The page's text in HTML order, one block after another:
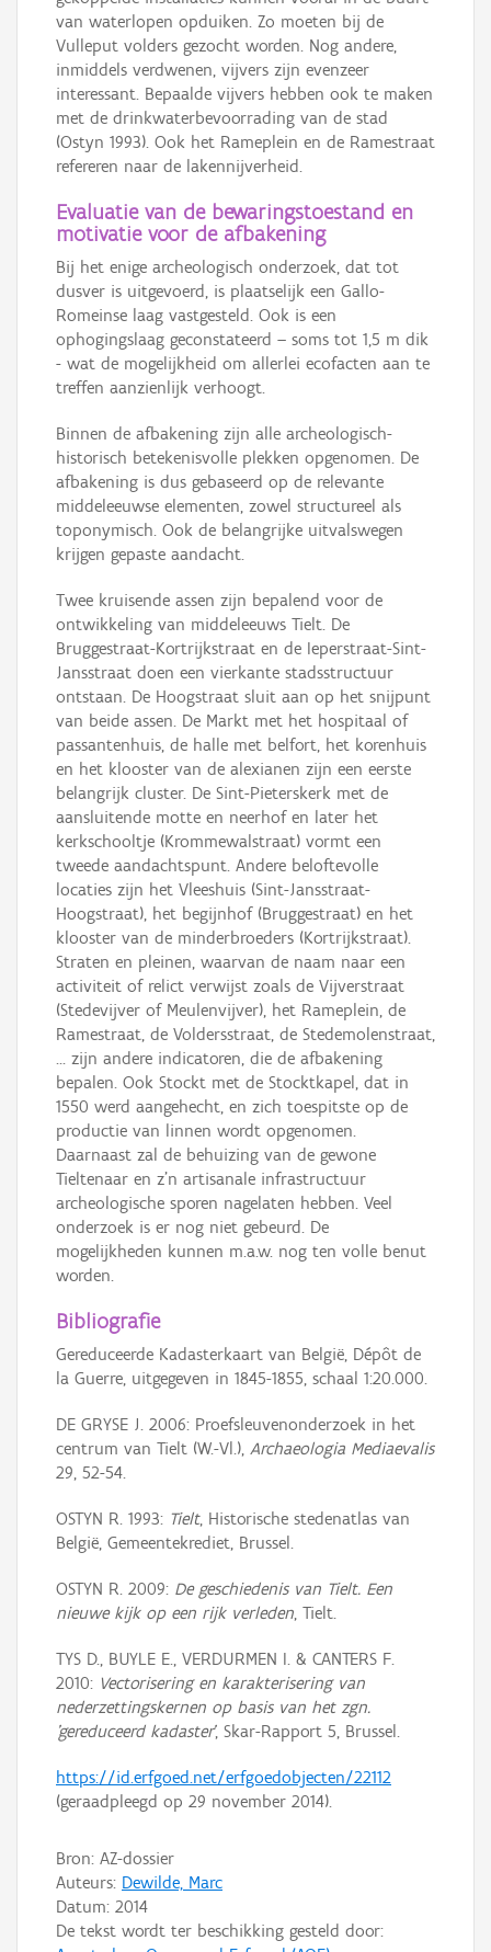
van waterlopen opduiken. Zo moeten bij de
Vulleput volders gezocht worden. Nog andere,
inmiddels verdwenen, vijvers zijn evenzeer
interessant. Bepaalde vijvers hebben ook te maken
met de drinkwaterbevoorrading van de stad
(Ostyn 1993). Ook het Rameplein en de Ramestraat
refereren naar de lakennijverheid.
Evaluatie van de bewaringstoestand en
motivatie voor de afbakening
Bij het enige archeologisch onderzoek, dat tot
dusver is uitgevoerd, is plaatselijk een Gallo-
Romeinse laag vastgesteld. Ook is een
ophogingslaag geconstateerd – soms tot 1,5 m dik
- wat de mogelijkheid om allerlei ecofacten aan te
treffen aanzienlijk verhoogt.
Binnen de afbakening zijn alle archeologisch-
historisch betekenisvolle plekken opgenomen. De
afbakening is dus gebaseerd op de relevante
middeleeuwse elementen, zowel structureel als
toponymisch. Ook de belangrijke uitvalswegen
krijgen gepaste aandacht.
Twee kruisende assen zijn bepalend voor de
ontwikkeling van middeleeuws Tielt. De
Bruggestraat-Kortrijkstraat en de Ieperstraat-Sint-
Jansstraat doen een vierkante stadsstructuur
ontstaan. De Hoogstraat sluit aan op het snijpunt
van beide assen. De Markt met het hospitaal of
passantenhuis, de halle met belfort, het korenhuis
en het klooster van de alexianen zijn een eerste
belangrijk cluster. De Sint-Pieterskerk met de
aansluitende motte en neerhof en later het
kerkschooltje (Krommewalstraat) vormt een
tweede aandachtspunt. Andere beloftevolle
locaties zijn het Vleeshuis (Sint-Jansstraat-
Hoogstraat), het begijnhof (Bruggestraat) en het
klooster van de minderbroeders (Kortrijkstraat).
Straten en pleinen, waarvan de naam naar een
activiteit of relict verwijst zoals de Vijverstraat
(Stedevijver of Meulenvijver), het Rameplein, de
Ramestraat, de Voldersstraat, de Stedemolenstraat,
... zijn andere indicatoren, die de afbakening
bepalen. Ook Stockt met de Stocktkapel, dat in
1550 werd aangehecht, en zich toespitste op de
productie van linnen wordt opgenomen.
Daarnaast zal de behuizing van de gewone
Tieltenaar en z’n artisanale infrastructuur
archeologische sporen nagelaten hebben. Veel
onderzoek is er nog niet gebeurd. De
mogelijkheden kunnen m.a.w. nog ten volle benut
worden.
Bibliografie
Gereduceerde Kadasterkaart van België, Dépôt de
la Guerre, uitgegeven in 1845-1855, schaal 1:20.000.
DE GRYSE J. 2006: Proefsleuvenonderzoek in het
centrum van Tielt (W.-Vl.), Archaeologia Mediaevalis
29, 52-54.
OSTYN R. 1993: Tielt, Historische stedenatlas van
België, Gemeentekrediet, Brussel.
OSTYN R. 2009: De geschiedenis van Tielt. Een
nieuwe kijk op een rijk verleden, Tielt.
TYS D., BUYLE E., VERDURMEN I. & CANTERS F.
2010: Vectorisering en karakterisering van
nederzettingskernen op basis van het zgn.
'gereduceerd kadaster', Skar-Rapport 5, Brussel.
https://id.erfgoed.net/erfgoedobjecten/22112
(geraadpleegd op 29 november 2014).
Bron: AZ-dossier
Auteurs: Dewilde, Marc
Datum: 2014
De tekst wordt ter beschikking gesteld door: